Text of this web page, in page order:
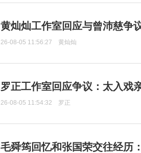
黄灿灿工作室回应与曾沛慈争
26-08-05 11:56:27 黄灿灿
罗正工作室回应争议：太入戏
26-08-05 11:54:32 罗正
毛舜筠回忆和张国荣交往经历